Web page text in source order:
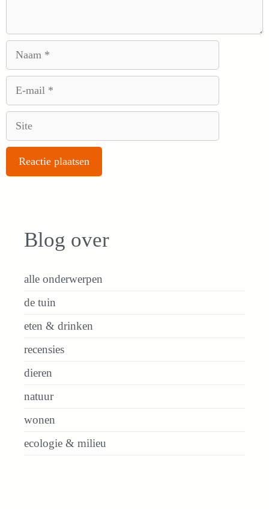
Blog over
alle onderwerpen
de tuin
eten & drinken
recensies
dieren
natuur
wonen
ecologie & milieu